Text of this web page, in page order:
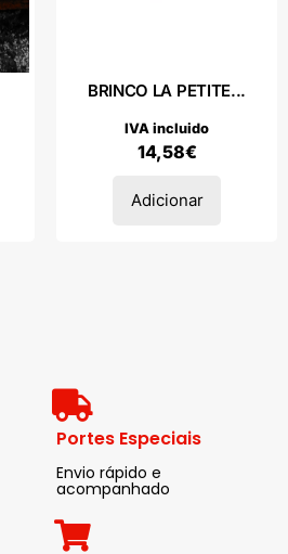
BRINCO LA PETITE...
14,58€
IVA incluido
Adicionar
Portes Especiais
Envio rápido e
acompanhado